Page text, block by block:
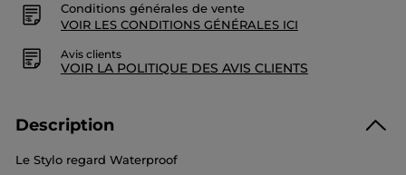
Conditions générales de vente
VOIR LES CONDITIONS GÉNÉRALES ICI
Avis clients
VOIR LA POLITIQUE DES AVIS CLIENTS
Description
Le Stylo regard Waterproof